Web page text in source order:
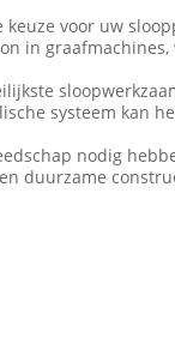
voor uw
in
systeem kan
nodig
duurzame